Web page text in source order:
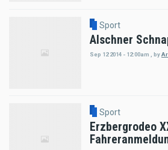
Sport
Alschner
Sep 12 2014 - 12:00am , by
Sport
Erzbergrodeo